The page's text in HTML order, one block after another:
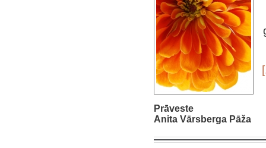
Prāveste
Anita Vārsberga Pāža